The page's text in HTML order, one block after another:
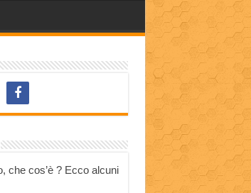
che cos’è ? Ecco alcuni